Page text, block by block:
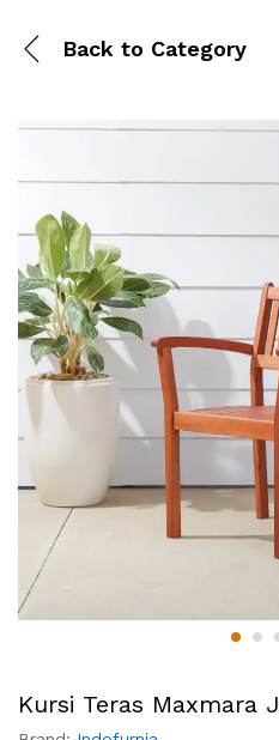
Back to Category
Kursi Teras Maxmara